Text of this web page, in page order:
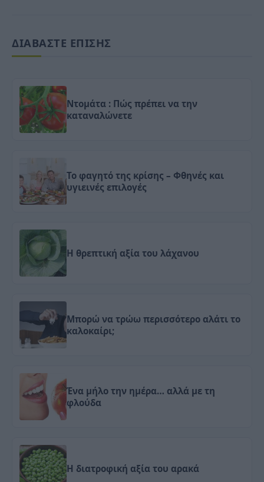
ΔΙΑΒΑΣΤΕ ΕΠΙΣΗΣ
Ντομάτα : Πώς πρέπει να την
καταναλώνετε
Το φαγητό της κρίσης – Φθηνές και
υγιεινές επιλογές
Η θρεπτική αξία του λάχανου
Μπορώ να τρώω περισσότερο αλάτι το
καλοκαίρι;
Ένα μήλο την ημέρα… αλλά με τη
φλούδα
Η διατροφική αξία του αρακά